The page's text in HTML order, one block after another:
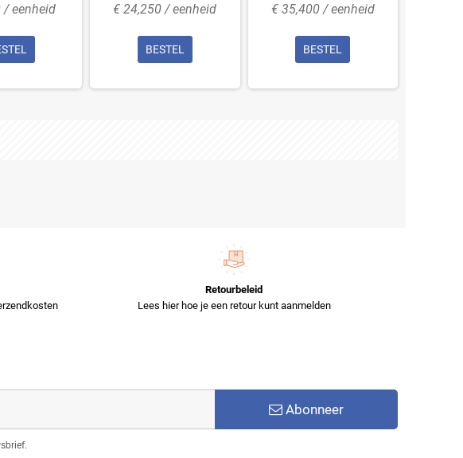
/ eenheid
€ 24,250 / eenheid
BESTEL
€ 35,400 / eenheid
BESTEL
Retourbeleid
Lees hier hoe je een retour kunt aanmelden
Abonneer